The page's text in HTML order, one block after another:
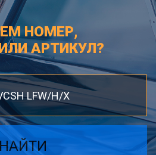
НОМЕР,
АРТИКУЛ?
НАЙТИ